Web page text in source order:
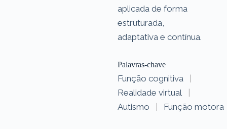
aplicada de forma
estruturada,
adaptativa e contínua.
Palavras-chave
Função cognitiva
|
Realidade virtual
|
Autismo
| Função motora